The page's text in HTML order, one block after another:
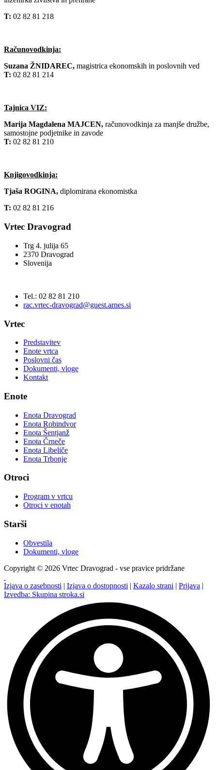
T: 02 82 81 218
Računovodkinja:
Suzana ŽNIDAREC, magistrica ekonomskih in poslovnih ved
T: 02 82 81 214
Tajnica VIZ:
Marija Magdalena MAJCEN, računovodkinja za manjše družbe,
samostojne podjetnike in zavode
T: 02 82 81 210
Knjigovodkinja:
Tjaša ROGINA, diplomirana ekonomistka
T: 02 82 81 216
Vrtec Dravograd
Trg 4. julija 65
2370 Dravograd
Slovenija
Tel.: 02 82 81 210
rac.vrtec-dravograd@guest.arnes.si
Vrtec
Predstavitev
Enote vrtca
Poslovni čas
Dokumenti, vloge
Kontakt
Enote
Enota Dravograd
Enota Robindvor
Enota Šentjanž
Enota Črneče
Enota Libeliče
Enota Trbonje
Otroci
Program v vrtcu
Otroci v enotah
Starši
Obvestila
Dokumenti, vloge
Copyright © 2026 Vrtec Dravograd - vse pravice pridržane
Izjava o zasebnosti | Izjava o dostopnosti | Kazalo strani | Prijava |
Izvedba: Skupina stroka.si